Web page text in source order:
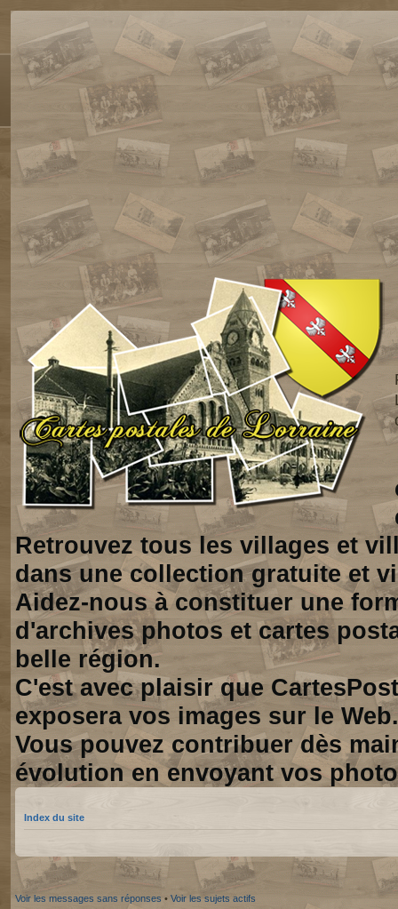
Retrouvez tous les villages et
dans une collection gratuite et
Aidez-nous à constituer une
d'archives photos et cartes
belle région.
C'est avec plaisir que
exposera vos images sur le Web.
Vous pouvez contribuer dès
évolution en envoyant vos
Index du site
Voir les messages sans réponses • Voir les sujets actifs